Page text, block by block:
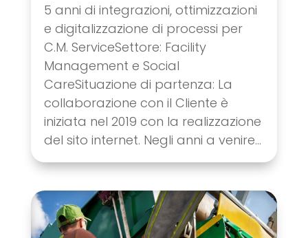
5 anni di integrazioni, ottimizzazioni
e digitalizzazione di processi per
C.M. ServiceSettore: Facility
Management e Social
CareSituazione di partenza: La
collaborazione con il Cliente è
iniziata nel 2019 con la realizzazione
del sito internet. Negli anni a venire...